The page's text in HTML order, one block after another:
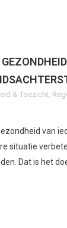
& Toezicht,
van
situatie
Dat is het